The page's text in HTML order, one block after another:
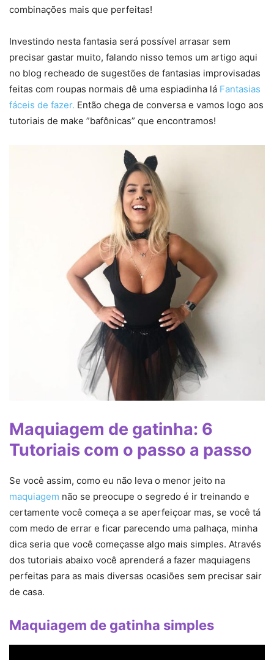
combinações mais que perfeitas!
Investindo nesta fantasia será possível arrasar sem
precisar gastar muito, falando nisso temos um artigo aqui
no blog recheado de sugestões de fantasias improvisadas
feitas com roupas normais dê uma espiadinha lá Fantasias
fáceis de fazer. Então chega de conversa e vamos logo aos
tutoriais de make ”bafônicas” que encontramos!
Maquiagem de gatinha: 6
Tutoriais com o passo a passo
Se você assim, como eu não leva o menor jeito na
maquiagem não se preocupe o segredo é ir treinando e
certamente você começa a se aperfeiçoar mas, se você tá
com medo de errar e ficar parecendo uma palhaça, minha
dica seria que você começasse algo mais simples. Através
dos tutoriais abaixo você aprenderá a fazer maquiagens
perfeitas para as mais diversas ocasiões sem precisar sair
de casa.
Maquiagem de gatinha simples